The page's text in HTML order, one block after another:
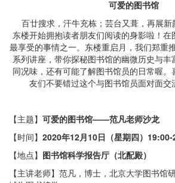
可爱的图书馆
百廿搜求，汗牛充栋；芸台又葺，再展新
东楼开始拥抱读者朋友们阅读的身影啦！
最享受的事情之一。东楼重启月，我们郑重
系列讲座，带你探秘图书馆的幽微历史与
同况味，还有可能了解图书馆员的日常喔
友们不要错过这个与图书馆员面对面交
【主题】 可爱的图书馆——范凡老师沙龙
【时间】 2020年12月10日（星期四）
【地点】 图书馆科学报告厅（北配殿）
【主讲老师】范凡，博士，北京大学图书馆